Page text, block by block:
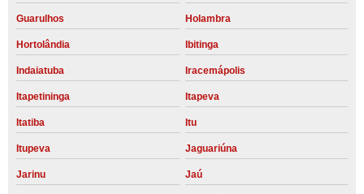
Guarulhos Holambra
Hortolândia Ibitinga
Indaiatuba Iracemápolis
Itapetininga Itapeva
Itatiba Itu
Itupeva Jaguariúna
Jarinu Jaú